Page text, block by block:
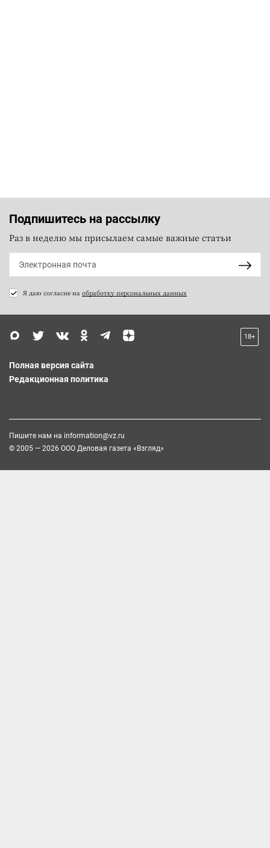
Подпишитесь на рассылку
Раз в неделю мы присылаем самые важные статьи
Я даю согласие на обработку персональных данных
18+
Полная версия сайта
Редакционная политика
Пишите нам на information@vz.ru
© 2005 — 2026 ООО Деловая газета «Взгляд»